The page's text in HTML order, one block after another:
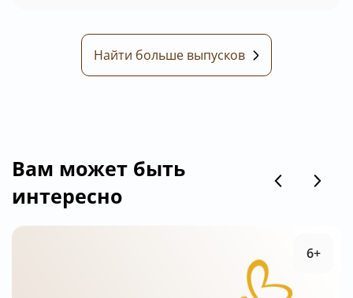
Найти больше выпусков
Вам может быть
интересно
6+